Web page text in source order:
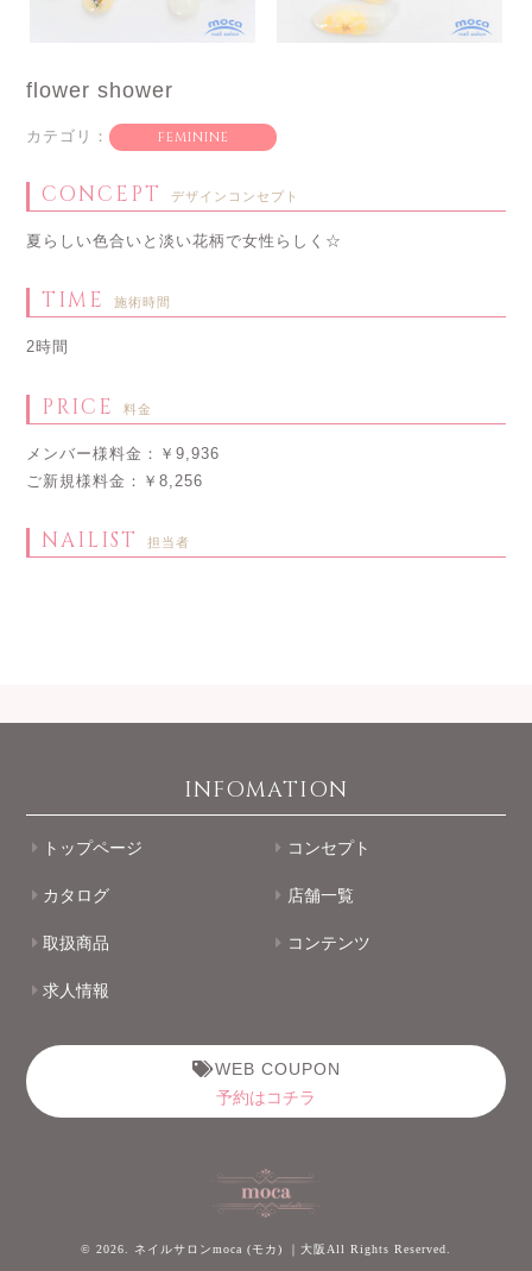
flower shower
カテゴリ： FEMININE
CONCEPT デザインコンセプト
夏らしい色合いと淡い花柄で女性らしく☆
TIME 施術時間
2時間
PRICE 料金
メンバー様料金：￥9,936
ご新規様料金：￥8,256
NAILIST 担当者
INFOMATION
トップページ コンセプト
カタログ 店舗一覧
取扱商品 コンテンツ
求人情報
WEB COUPON
予約はコチラ
© 2026. ネイルサロンmoca (モカ) ｜大阪All Rights Reserved.